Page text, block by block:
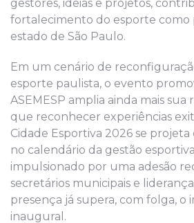
gestores, ideias e projetos,
fortalecimento do esporte como
estado de São Paulo.
Em um cenário de
esporte paulista, o evento
ASEMESP amplia ainda mais sua
que reconhecer experiências
Cidade Esportiva 2026 se
no calendário da gestão
impulsionado por uma adesão
secretários municipais e
presença já supera, com folga, o
inaugural.